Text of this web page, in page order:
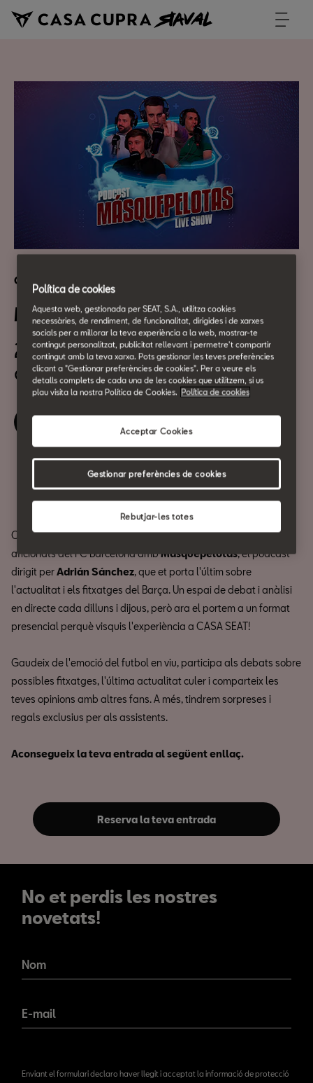
Cultura Urbana
Másquepelotas a CASA SEAT
24 de Gener
a les 19:30h
Compartir
CASA SEAT es converteix en el punt de trobada per als
aficionats del FC Barcelona ambMásquepelotas, el podcast
dirigit perAdrián Sánchez, que et porta l'últim sobre
l'actualitat i els fitxatges del Barça. Un espai de debat i anàlisi
en directe cada dilluns i dijous, però ara el portem a un format
presencial perquè visquis l'experiència a CASA SEAT!
Gaudeix de l'emoció del futbol en viu, participa als debats sobre
possibles fitxatges, l'última actualitat culer i comparteix les
teves opinions amb altres fans. A més, tindrem sorpreses i
regals exclusius per als assistents.
Aconsegueix la teva entrada al següent enllaç.
Reserva la teva entrada
No et perdis les nostres
novetats!
novetats!
Nom
E-mail
Enviant el formulari declaro haver llegit i acceptat la informació de protecció
Política de cookies
Aquesta web, gestionada per SEAT, S.A., utilitza cookies
necessàries, de rendiment, de funcionalitat, dirigides i de xarxes
socials per a millorar la teva experiència a la web, mostrar-te
contingut personalitzat, publicitat rellevant i permetre't compartir
contingut amb la teva xarxa. Pots gestionar les teves preferències
clicant a "Gestionar preferències de cookies". Per a veure els
detalls complets de cada una de les cookies que utilitzem, si us
plau visita la nostra Política de Cookies. Política de cookies
Rebutjar-les totes
Acceptar Cookies
Gestionar preferències de cookies